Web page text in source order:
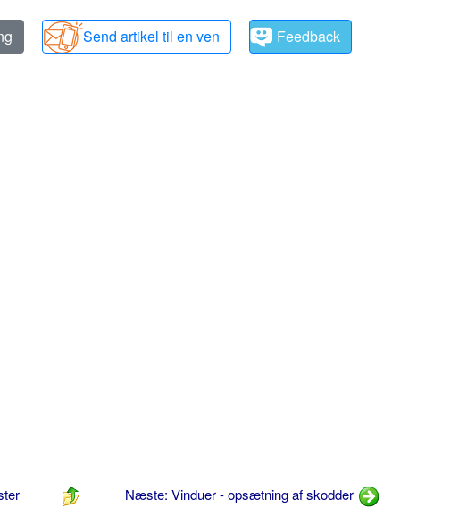
Send artikel til en ven Feedback
Næste: Vinduer - opsætning af skodder